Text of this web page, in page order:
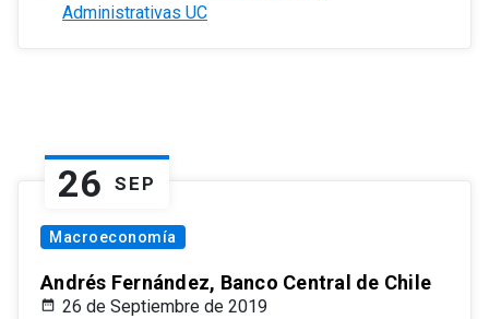
Administrativas UC
26 SEP
Macroeconomía
Andrés Fernández, Banco Central de Chile
26 de Septiembre de 2019